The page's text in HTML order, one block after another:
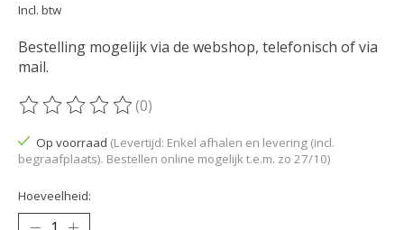
Incl. btw
Bestelling mogelijk via de webshop, telefonisch of via
mail.
De beoordeling van dit product is
(0)
Op voorraad (Levertijd: Enkel afhalen en levering (incl.
begraafplaats). Bestellen online mogelijk t.e.m. zo 27/10)
Hoeveelheid: